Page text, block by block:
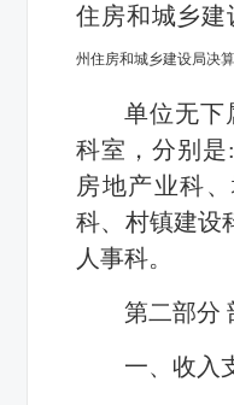
住房和城乡建
州住房和城乡建设局决算
单位无下
科室，分别
房地产业科
科、村镇建设
人事科。
第二部分
一、收入